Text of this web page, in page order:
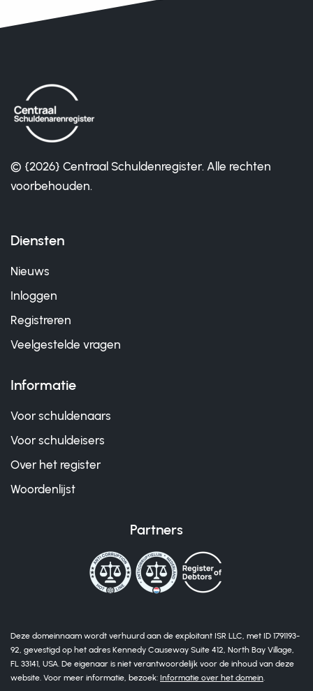
© {2026} Centraal Schuldenregister. Alle rechten
voorbehouden.
Diensten
Nieuws
Inloggen
Registreren
Veelgestelde vragen
Informatie
Voor schuldenaars
Voor schuldeisers
Over het register
Woordenlijst
Partners
Deze domeinnaam wordt verhuurd aan de exploitant ISR LLC, met ID 1791193-
92, gevestigd op het adres Kennedy Causeway Suite 412, North Bay Village,
FL 33141, USA. De eigenaar is niet verantwoordelijk voor de inhoud van deze
website. Voor meer informatie, bezoek: Informatie over het domein.